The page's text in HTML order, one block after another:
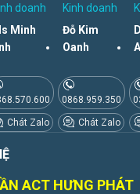
doanh
Minh
Chát Zalo
Kinh doanh
Đỗ Kim
Oanh
0868.959.350
Chát Zalo
ACT HƯNG PHÁT